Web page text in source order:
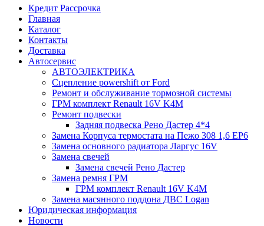
Кредит Рассрочка
Главная
Каталог
Контакты
Доставка
Автосервис
АВТОЭЛЕКТРИКА
Сцепление powershift от Ford
Ремонт и обслуживание тормозной системы
ГРМ комплект Renault 16V K4M
Ремонт подвески
Задняя подвеска Рено Дастер 4*4
Замена Корпуса термостата на Пежо 308 1,6 EP6
Замена основного радиатора Ларгус 16V
Замена свечей
Замена свечей Рено Дастер
Замена ремня ГРМ
ГРМ комплект Renault 16V K4M
Замена масянного поддона ДВС Logan
Юридическая информация
Новости